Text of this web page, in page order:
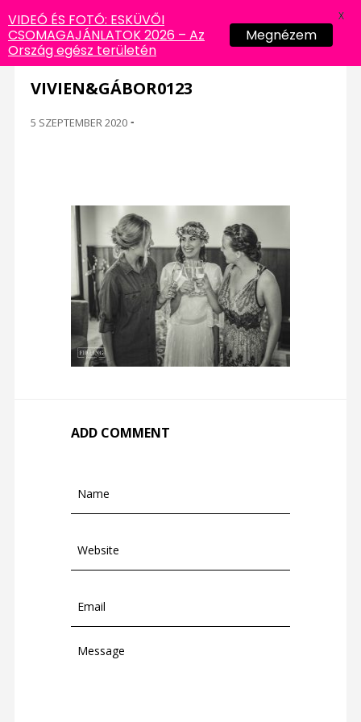
VIVIEN&GÁBOR0123
5 SZEPTEMBER 2020 -
ADD COMMENT
VIDEÓ ÉS FOTÓ: ESKÜVŐI
CSOMAGAJÁNLATOK 2026 – Az
Ország egész területén
Megnézem
X